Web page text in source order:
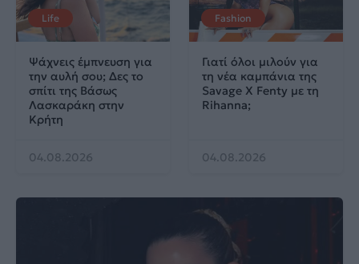
Life
Ψάχνεις έμπνευση για
την αυλή σου; Δες το
σπίτι της Βάσως
Λασκαράκη στην
Κρήτη
04.08.2026
Fashion
Γιατί όλοι μιλούν για
τη νέα καμπάνια της
Savage X Fenty με τη
Rihanna;
04.08.2026